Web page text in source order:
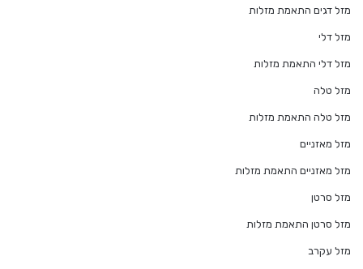
מזל דגים התאמת מזלות
מזל דלי
מזל דלי התאמת מזלות
מזל טלה
מזל טלה התאמת מזלות
מזל מאזניים
מזל מאזניים התאמת מזלות
מזל סרטן
מזל סרטן התאמת מזלות
מזל עקרב